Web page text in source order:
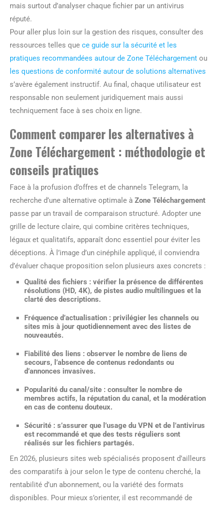
mais surtout d’analyser chaque fichier par un antivirus
réputé.
Pour aller plus loin sur la gestion des risques, consulter des
ressources telles que ce guide sur la sécurité et les
pratiques recommandées autour de Zone Téléchargement ou
les questions de conformité autour de solutions alternatives
s’avère également instructif. Au final, chaque utilisateur est
responsable non seulement juridiquement mais aussi
techniquement face à ses choix en ligne.
Comment comparer les alternatives à
Zone Téléchargement : méthodologie et
conseils pratiques
Face à la profusion d’offres et de channels Telegram, la
recherche d’une alternative optimale à Zone Téléchargement
passe par un travail de comparaison structuré. Adopter une
grille de lecture claire, qui combine critères techniques,
légaux et qualitatifs, apparaît donc essentiel pour éviter les
déceptions. À l’image d’un cinéphile appliqué, il conviendra
d’évaluer chaque proposition selon plusieurs axes concrets :
Qualité des fichiers : vérifier la présence de différentes
résolutions (HD, 4K), de pistes audio multilingues et la
clarté des descriptions.
Fréquence d’actualisation : privilégier les channels ou
sites mis à jour quotidiennement avec des listes de
nouveautés.
Fiabilité des liens : observer le nombre de liens de
secours, l’absence de contenus redondants ou
d’annonces invasives.
Popularité du canal/site : consulter le nombre de
membres actifs, la réputation du canal, et la modération
en cas de contenu douteux.
Sécurité : s’assurer que l’usage du VPN et de l’antivirus
est recommandé et que des tests réguliers sont
réalisés sur les fichiers partagés.
En 2026, plusieurs sites web spécialisés proposent d’ailleurs
des comparatifs à jour selon le type de contenu cherché, la
rentabilité d’un abonnement, ou la variété des formats
disponibles. Pour mieux s’orienter, il est recommandé de